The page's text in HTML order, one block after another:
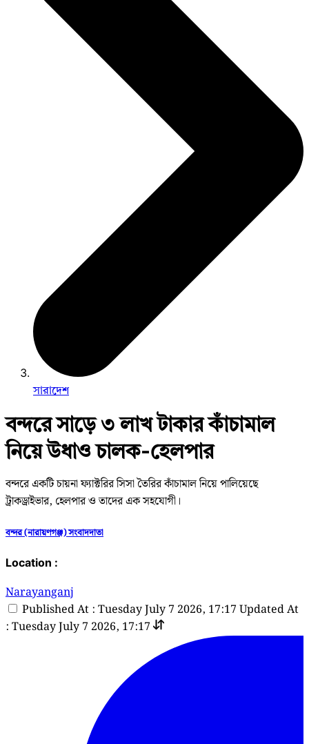
সারাদেশ
বন্দরে সাড়ে ৩ লাখ টাকার কাঁচামাল
নিয়ে উধাও চালক-হেলপার
বন্দরে একটি চায়না ফ্যাক্টরির সিসা তৈরির কাঁচামাল নিয়ে পালিয়েছে
ট্রাকড্রাইভার, হেলপার ও তাদের এক সহযোগী।
বন্দর (নারায়ণগঞ্জ) সংবাদদাতা
Location :
Narayanganj
Published At : Tuesday July 7 2026, 17:17 Updated At
: Tuesday July 7 2026, 17:17